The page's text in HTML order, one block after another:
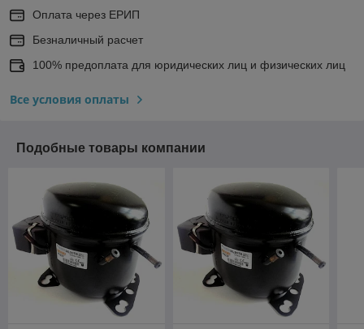
Оплата через ЕРИП
Безналичный расчет
100% предоплата для юридических лиц и физических лиц
Все условия оплаты
Подобные товары компании